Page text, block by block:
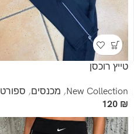
טייץ רוכסן
New Collection
, מכנסים, ספורט
120 ₪